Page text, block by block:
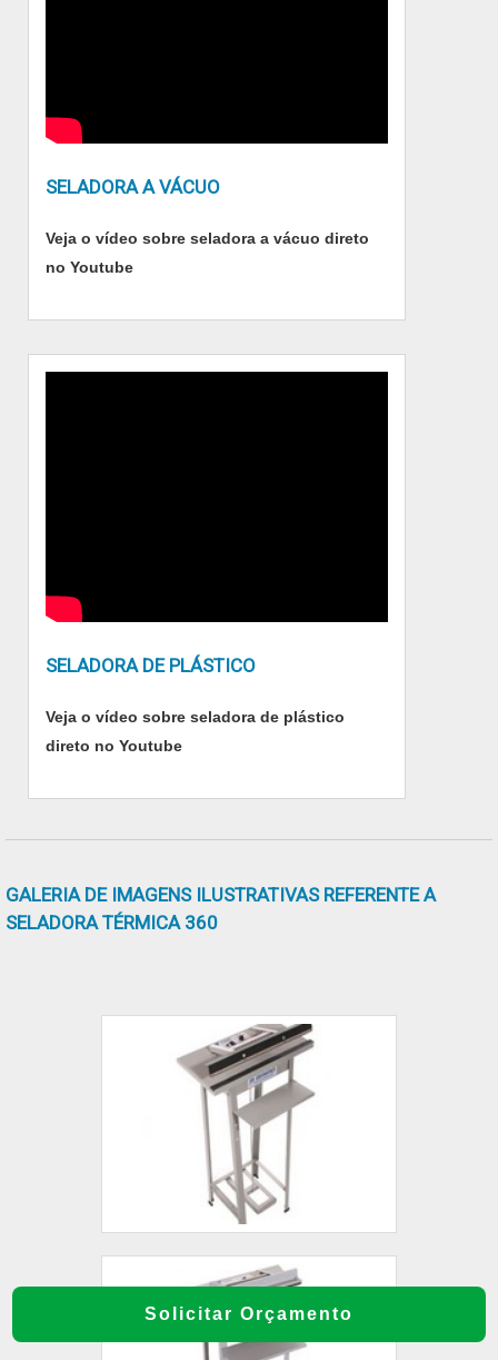
SELADORA A VÁCUO
Veja o vídeo sobre seladora a vácuo direto
no Youtube
SELADORA DE PLÁSTICO
Veja o vídeo sobre seladora de plástico
direto no Youtube
GALERIA DE IMAGENS ILUSTRATIVAS REFERENTE A
SELADORA TÉRMICA 360
Solicitar Orçamento